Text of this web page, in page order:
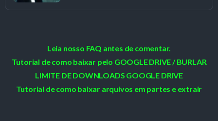
Leia nosso FAQ antes de comentar.
Tutorial de como baixar pelo GOOGLE DRIVE / BURLAR
LIMITE DE DOWNLOADS GOOGLE DRIVE
Tutorial de como baixar arquivos em partes e extrair